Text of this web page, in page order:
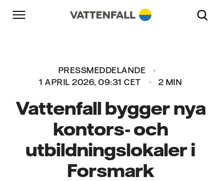
Skip to content
Gå till huvudnavigeringen
Gå till sidfoten
PRESSMEDDELANDE
1 APRIL 2026, 09:31 CET
2 MIN
Vattenfall bygger nya
kontors- och
utbildningslokaler i
Forsmark
Gå till huvudnavigeringen